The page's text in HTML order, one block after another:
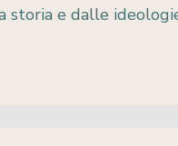
storia e dalle